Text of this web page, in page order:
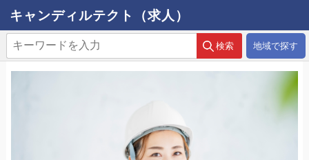
キャンディルテクト（求人）
地域で探す